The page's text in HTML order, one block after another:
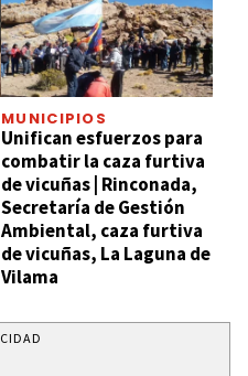
MUNICIPIOS
Unifican esfuerzos para
combatir la caza furtiva
de vicuñas | Rinconada,
Secretaría de Gestión
Ambiental, caza furtiva
de vicuñas, La Laguna de
Vilama